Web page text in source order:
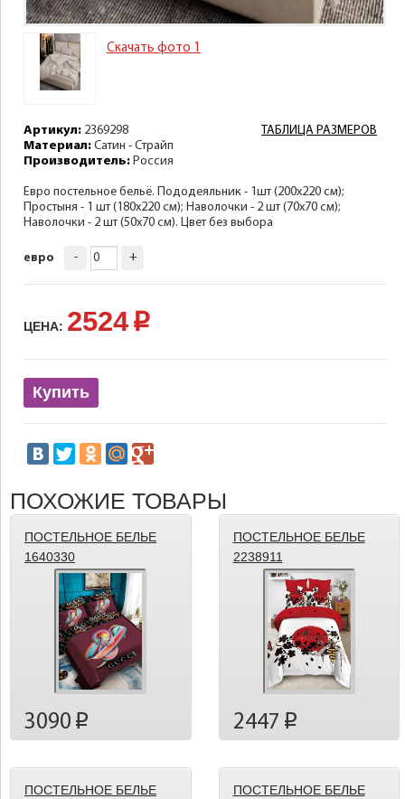
Скачать фото 1
ТАБЛИЦА РАЗМЕРОВ
Артикул: 2369298
Материал: Сатин - Страйп
Производитель: Россия
Евро постельное бельё. Пододеяльник - 1шт (200х220 см);
Простыня - 1 шт (180х220 см); Наволочки - 2 шт (70х70 см);
Наволочки - 2 шт (50х70 см). Цвет без выбора
евро - +
ЦЕНА: 2524 p
Купить
ПОХОЖИЕ ТОВАРЫ
ПОСТЕЛЬНОЕ БЕЛЬЕ
1640330
3090 p
ПОСТЕЛЬНОЕ БЕЛЬЕ
2238911
2447 p
ПОСТЕЛЬНОЕ БЕЛЬЕ
ПОСТЕЛЬНОЕ БЕЛЬЕ